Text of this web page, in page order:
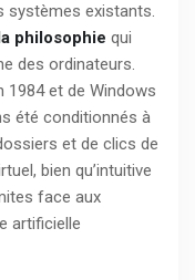
systèmes existants.
philosophie qui
des ordinateurs.
1984 et de Windows
été conditionnés à
et de clics de
bien qu’intuitive
face aux
artificielle